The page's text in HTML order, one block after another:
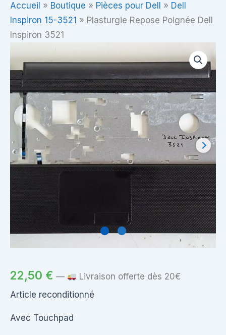
Accueil » Boutique » Pièces pour Dell » Dell
Inspiron 15-3521 » Plasturgie Repose Poignée Dell
Inspiron 3521
22,50 € —
Livraison offerte dès 20€
Article reconditionné
Avec Touchpad